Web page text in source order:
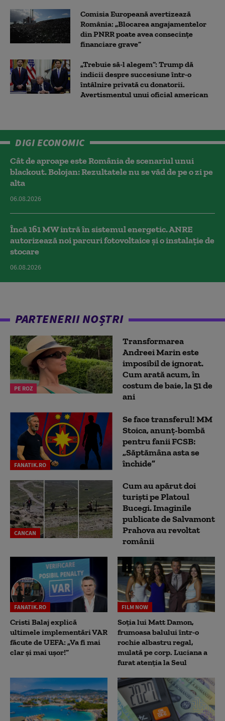
Comisia Europeană avertizează
România: „Blocarea angajamentelor
din PNRR poate avea consecințe
financiare grave”
„Trebuie să-l alegem”: Trump dă
indicii despre succesiune într-o
întâlnire privată cu donatorii.
Avertismentul unui oficial american
DIGI ECONOMIC
Cât de aproape este România de scenariul unui
blackout. Bolojan: Rezultatele nu se văd de pe o zi pe
alta
06.08.2026
Încă 161 MW intră în sistemul energetic. ANRE
autorizează noi parcuri fotovoltaice și o instalație de
stocare
06.08.2026
PARTENERII NOȘTRI
PE ROZ
Transformarea
Andreei Marin este
imposibil de ignorat.
Cum arată acum, în
costum de baie, la 51 de
ani
FANATIK.RO
Se face transferul! MM
Stoica, anunț-bombă
pentru fanii FCSB:
„Săptămâna asta se
închide”
CANCAN
Cum au apărut doi
turiști pe Platoul
Bucegi. Imaginile
publicate de Salvamont
Prahova au revoltat
românii
FANATIK.RO
Cristi Balaj explică
ultimele implementări VAR
făcute de UEFA: „Va fi mai
clar și mai ușor!”
FILM NOW
Soția lui Matt Damon,
frumoasa balului într-o
rochie albastru regal,
mulată pe corp. Luciana a
furat atenția la Seul